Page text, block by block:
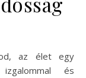
és